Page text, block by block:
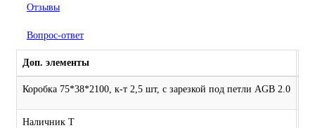
Отзывы
Вопрос-ответ
Доп. элементы
Коробка 75*38*2100, к-т 2,5 шт, с зарезкой под петли AGB 2.0
Наличник Т